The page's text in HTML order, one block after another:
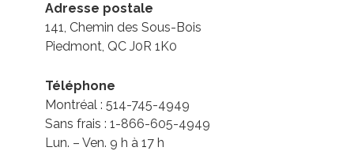
Adresse postale
141, Chemin des Sous-Bois
Piedmont, QC J0R 1K0
Téléphone
Montréal : 514-745-4949
Sans frais : 1-866-605-4949
Lun. – Ven. 9 h à 17 h